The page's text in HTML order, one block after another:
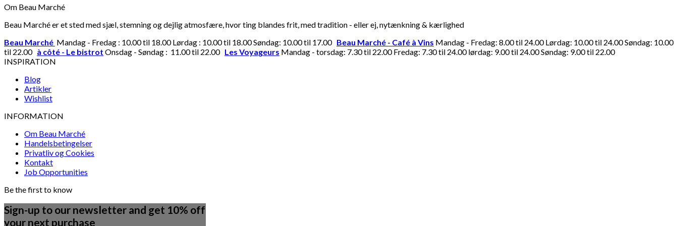
Om Beau Marché
Beau Marché er et sted med sjæl, stemning og dejlig atmosfære, hvor ting blandes frit, med tradition - eller ej, nytænkning & kærlighed
Beau Marché Mandag - Fredag : 10.00 til 18.00 Lørdag : 10.00 til 18.00 Søndag: 10.00 til 17.00 Beau Marché - Café à Vins Mandag - Fredag: 8.00 til 24.00 Lørdag: 10.00 til 24.00 Søndag: 10.00
til 22.00 à côté - Le bistrot Onsdag - Søndag : 11.00 til 22.00 Les Voyageurs Mandag - torsdag: 7.30 til 22.00 Fredag: 7.30 til 24.00 lørdag: 9.00 til 24.00 Søndag: 9.00 til 22.00
INSPIRATION
Blog
Artikler
Wishlist
INFORMATION
Om Beau Marché
Handelsbetingelser
Privatliv og Cookies
Kontakt
Job Opportunities
Be the first to know
Sign-up to our newsletter and get 10% off
your next purchase